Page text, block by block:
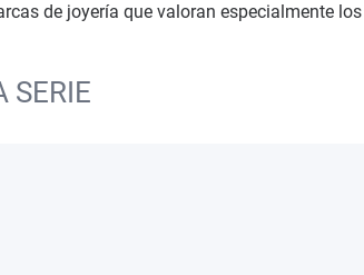
de joyería que valoran especialmente
SERIE